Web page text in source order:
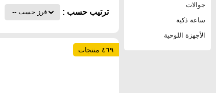
جوالات
ساعة ذكية
الأجهزة اللوحية
ترتيب حسب :
٤٦٩ منتجات